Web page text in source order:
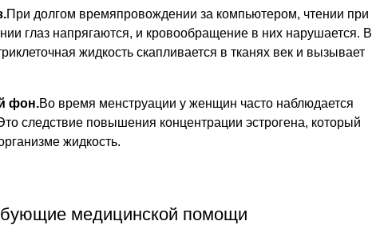
При долгом времяпровождении за компьютером, чтении при
глаз напрягаются, и кровообращение в них нарушается. В
жидкость скапливается в тканях век и вызывает
фон.Во время менструации у женщин часто наблюдается
следствие повышения концентрации эстрогена, который
жидкость.
медицинской помощи